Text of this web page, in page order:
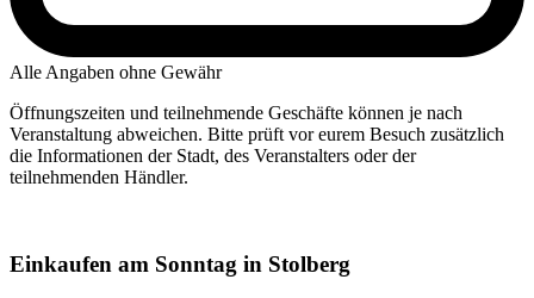
Alle Angaben ohne Gewähr
Öffnungszeiten und teilnehmende Geschäfte können je nach
Veranstaltung abweichen. Bitte prüft vor eurem Besuch zusätzlich
die Informationen der Stadt, des Veranstalters oder der
teilnehmenden Händler.
Einkaufen am Sonntag in Stolberg